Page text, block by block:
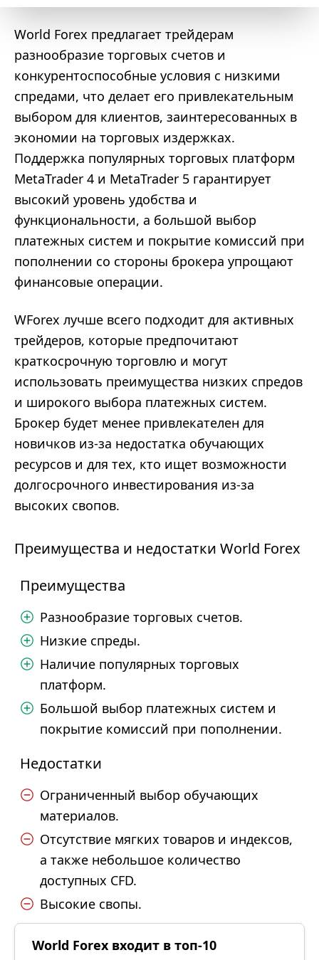
World Forex предлагает трейдерам
разнообразие торговых счетов и
конкурентоспособные условия с низкими
спредами, что делает его привлекательным
выбором для клиентов, заинтересованных в
экономии на торговых издержках.
Поддержка популярных торговых платформ
MetaTrader 4 и MetaTrader 5 гарантирует
высокий уровень удобства и
функциональности, а большой выбор
платежных систем и покрытие комиссий при
пополнении со стороны брокера упрощают
финансовые операции.
WForex лучше всего подходит для активных
трейдеров, которые предпочитают
краткосрочную торговлю и могут
использовать преимущества низких спредов
и широкого выбора платежных систем.
Брокер будет менее привлекателен для
новичков из-за недостатка обучающих
ресурсов и для тех, кто ищет возможности
долгосрочного инвестирования из-за
высоких свопов.
Преимущества и недостатки World Forex
Преимущества
Разнообразие торговых счетов.
Низкие спреды.
Наличие популярных торговых
платформ.
Большой выбор платежных систем и
покрытие комиссий при пополнении.
Недостатки
Ограниченный выбор обучающих
материалов.
Отсутствие мягких товаров и индексов,
а также небольшое количество
доступных CFD.
Высокие свопы.
World Forex входит в топ-10